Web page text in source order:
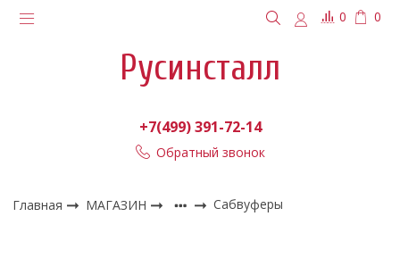
0 0
Русинсталл
+7(499) 391-72-14
Обратный звонок
Главная МАГАЗИН Сабвуферы